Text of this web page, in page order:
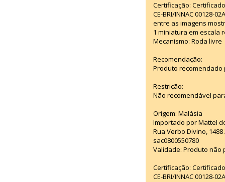
Certificação:
CE-BRI/INNAC 00128-
entre as imagens
1 miniatura em escala
Mecanismo: Roda livre
Recomendação:
Produto recomendado
Restrição:
Não recomendável
Origem: Malásia
Importado por Mattel
Rua Verbo Divino,
sac0800550780
Validade: Produto não
Certificação:
CE-BRI/INNAC 00128-